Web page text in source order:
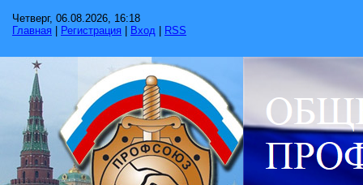
Четверг, 06.08.2026, 16:18
Главная
Регистрация Вход RSS